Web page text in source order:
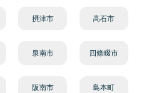
摂津市 高石市
泉南市 四條畷市
阪南市 島本町